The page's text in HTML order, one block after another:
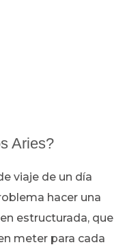
Aries?
viaje de un día
hacer una
estructurada, que
meter para cada